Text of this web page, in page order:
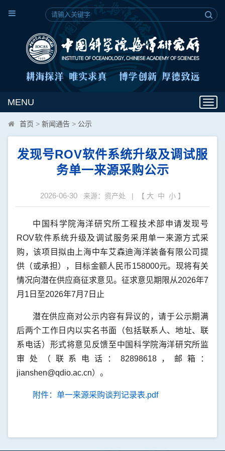
MENU
首页 > 新闻通告 > 公示
发现号ROV软件系统升级及调试服
务单一来源采购公示
2026-06-30 来源：资产处 | 【 大 中 小 】
中国科学院海洋研究所工程技术部申请发现号
ROV软件系统升级及调试服务采用单一来源方式采
购，该项目拟由上海中车艾森迪海洋装备有限公司提
供（或承担），目标金额人民币158000元。现将有关
情况向潜在供应商征求意见。征求意见期限从2026年7
月1日至2026年7月7日止
潜在供应商对公示内容有异议的，请于公示期满
后两个工作日内以实名书面（包括联系人、地址、联
系电话）形式将意见反馈至中国科学院海洋研究所监
审处（联系电话：82898618，邮箱：
jianshen@qdio.ac.cn）。
附件：单一来源采购谈判记录表.pdf